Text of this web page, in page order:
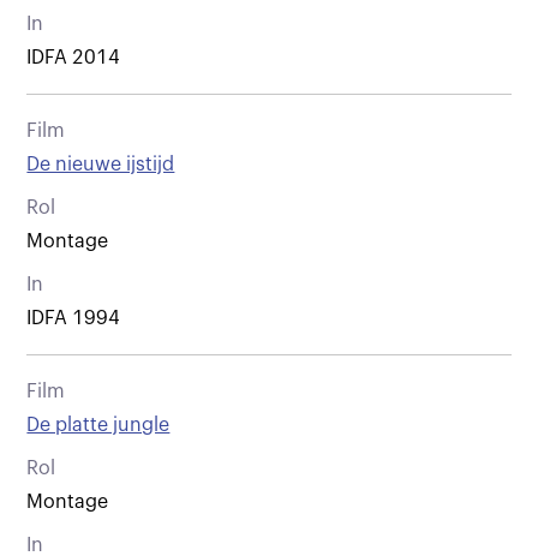
In
IDFA 2014
Film
De nieuwe ijstijd
Rol
Montage
In
IDFA 1994
Film
De platte jungle
Rol
Montage
In